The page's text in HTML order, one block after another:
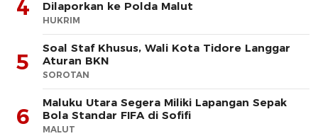
4
Dilaporkan ke Polda Malut
HUKRIM
5
Soal Staf Khusus, Wali Kota Tidore Langgar
Aturan BKN
SOROTAN
6
Maluku Utara Segera Miliki Lapangan Sepak
Bola Standar FIFA di Sofifi
MALUT